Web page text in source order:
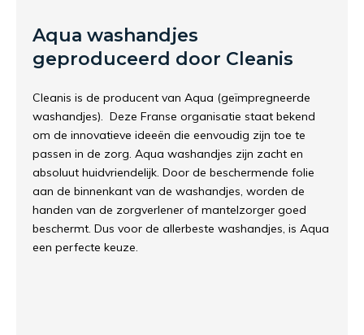
Aqua washandjes
geproduceerd door Cleanis
Cleanis is de producent van Aqua (geïmpregneerde
washandjes). Deze Franse organisatie staat bekend
om de innovatieve ideeën die eenvoudig zijn toe te
passen in de zorg. Aqua washandjes zijn zacht en
absoluut huidvriendelijk. Door de beschermende folie
aan de binnenkant van de washandjes, worden de
handen van de zorgverlener of mantelzorger goed
beschermt. Dus voor de allerbeste washandjes, is Aqua
een perfecte keuze.